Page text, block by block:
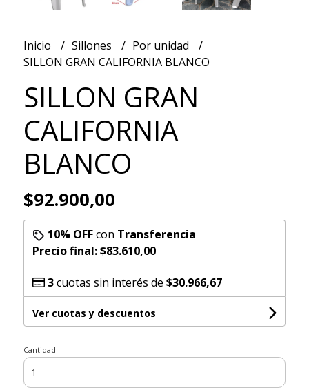
Inicio Sillones
Por unidad
SILLON GRAN CALIFORNIA BLANCO
SILLON GRAN
CALIFORNIA
BLANCO
$92.900,00
10% OFFcon Transferencia
Precio final:$83.610,00
3cuotas sin interés de $30.966,67
Ver cuotas y descuentos
Cantidad